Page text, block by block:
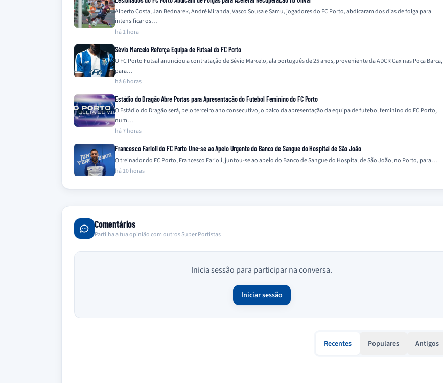
Alberto Costa, Jan Bednarek, André Miranda, Vasco Sousa e Samu, jogadores do FC Porto, abdicaram dos dias de folga para
intensificar os…
há 1 hora
Sévio Marcelo Reforça Equipa de Futsal do FC Porto
O FC Porto Futsal anunciou a contratação de Sévio Marcelo, ala português de 25 anos, proveniente da ADCR Caxinas Poça Barca,
para…
há 6 horas
Estádio do Dragão Abre Portas para Apresentação do Futebol Feminino do FC Porto
O Estádio do Dragão será, pelo terceiro ano consecutivo, o palco da apresentação da equipa de futebol feminino do FC Porto,
num…
há 7 horas
Francesco Farioli do FC Porto Une-se ao Apelo Urgente do Banco de Sangue do Hospital de São João
O treinador do FC Porto, Francesco Farioli, juntou-se ao apelo do Banco de Sangue do Hospital de São João, no Porto, para…
há 10 horas
Comentários
Partilha a tua opinião com outros Super Portistas
Inicia sessão para participar na conversa.
Iniciar sessão
Recentes Populares Antigos